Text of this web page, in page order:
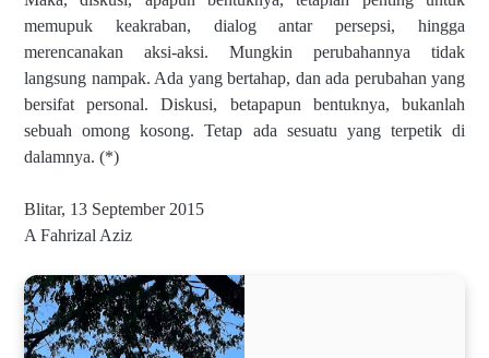
memupuk keakraban, dialog antar persepsi, hingga
merencanakan aksi-aksi. Mungkin perubahannya tidak
langsung nampak. Ada yang bertahap, dan ada perubahan yang
bersifat personal. Diskusi, betapapun bentuknya, bukanlah
sebuah omong kosong. Tetap ada sesuatu yang terpetik di
dalamnya. (*)
Blitar, 13 September 2015
A Fahrizal Aziz